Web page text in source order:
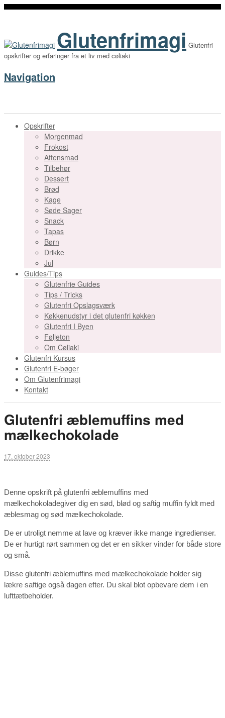
Glutenfrimagi Glutenfri
opskrifter og erfaringer fra et liv med cøliaki
Navigation
Opskrifter
Morgenmad
Frokost
Aftensmad
Tilbehør
Dessert
Brød
Kage
Søde Sager
Snack
Tapas
Børn
Drikke
Jul
Guides/Tips
Glutenfrie Guides
Tips / Tricks
Glutenfri Opslagsværk
Køkkenudstyr i det glutenfri køkken
Glutenfri I Byen
Føljeton
Om Cøliaki
Glutenfri Kursus
Glutenfri E-bøger
Om Glutenfrimagi
Kontakt
Glutenfri æblemuffins med
mælkechokolade
17. oktober 2023
Denne opskrift på glutenfri æblemuffins med
mælkechokoladegiver dig en sød, blød og saftig muffin fyldt med
æblesmag og sød mælkechokolade.
De er utroligt nemme at lave og kræver ikke mange ingredienser.
De er hurtigt rørt sammen og det er en sikker vinder for både store
og små.
Disse glutenfri æblemuffins med mælkechokolade holder sig
lækre saftige også dagen efter. Du skal blot opbevare dem i en
lufttætbeholder.